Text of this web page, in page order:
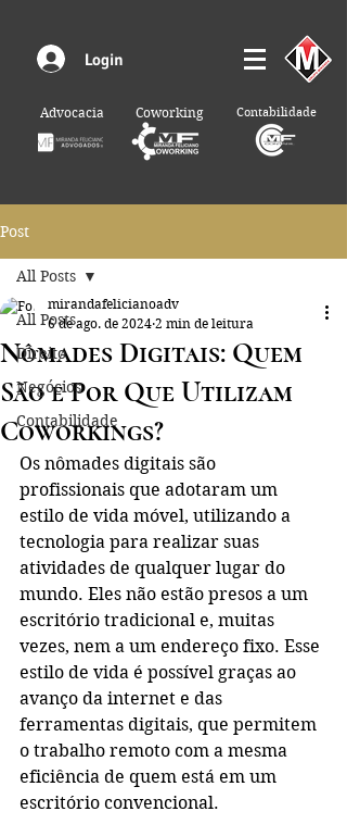
Login
Advocacia Coworking Contabilidade
Post
All Posts
Direito
Negócios
Contabilidade
All Posts
Nômades Digitais: Quem
São e Por Que Utilizam
Coworkings?
mirandafelicianoadv
6 de ago. de 2024 2 min de leitura
Os nômades digitais são
profissionais que adotaram um
estilo de vida móvel, utilizando a
tecnologia para realizar suas
atividades de qualquer lugar do
mundo. Eles não estão presos a um
escritório tradicional e, muitas
vezes, nem a um endereço fixo. Esse
estilo de vida é possível graças ao
avanço da internet e das
ferramentas digitais, que permitem
o trabalho remoto com a mesma
eficiência de quem está em um
escritório convencional.